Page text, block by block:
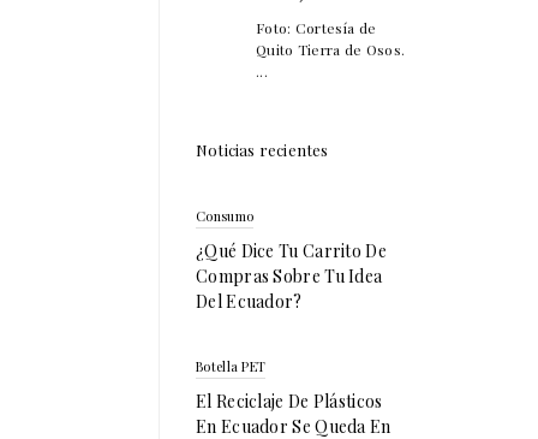
Foto: Cortesía de
Quito Tierra de Osos.
...
Noticias recientes
Consumo
¿Qué Dice Tu Carrito De
Compras Sobre Tu Idea
Del Ecuador?
Botella PET
El Reciclaje De Plásticos
En Ecuador Se Queda En